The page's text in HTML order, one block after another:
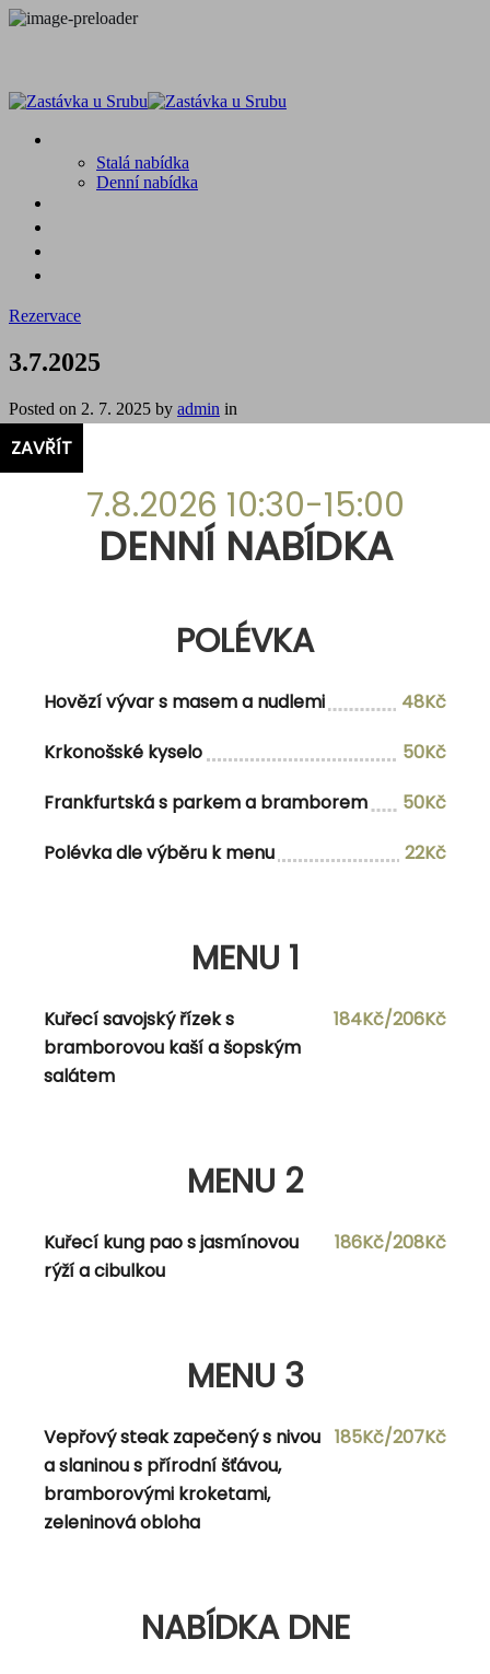
Stalá nabídka
Denní nabídka
Rezervace
3.7.2025
Posted on 2. 7. 2025 by admin in
menu
DENNÍ NABÍDKA
Hovězí vývar s masem a nudlemi
Čočková s uzeným masem
48Kč
MENU 1
Polévka dle vlastního výběru
bramborovou kaší a coleslaw salátem
MENU 2
Kuřecí medailonky se žampiónovým
přelivem, kroketami a trhaným salátem
Polévka dle vlastního výběru
Segedínský guláš s houskovým
knedlíkem
176Kč/198Kč
Fusilli s vepřovou panenkou, gorgonzolou,
ZAVŘÍT
7.8.2026 10:30-15:00
DENNÍ NABÍDKA
POLÉVKA
Hovězí vývar s masem a nudlemi
48Kč
Krkonošské kyselo
50Kč
Frankfurtská s parkem a bramborem
50Kč
Polévka dle výběru k menu
22Kč
MENU 1
Kuřecí savojský řízek s
bramborovou kaší a šopským
salátem
184Kč/206Kč
MENU 2
Kuřecí kung pao s jasmínovou
rýží a cibulkou
186Kč/208Kč
MENU 3
Vepřový steak zapečený s nivou
a slaninou s přírodní šťávou,
bramborovými kroketami,
zeleninová obloha
185Kč/207Kč
NABÍDKA DNE